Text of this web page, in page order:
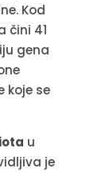
Kod
čini 41
gena
koje se
u
je